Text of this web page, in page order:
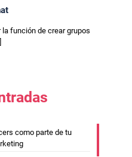
función de crear grupos
como parte de tu